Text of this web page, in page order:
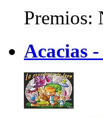
Premios:
Acacias